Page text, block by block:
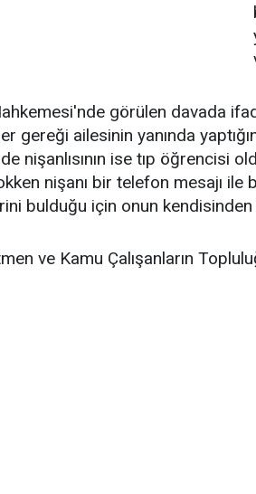
görülen davada
gereği ailesinin yanında
nişanlısının ise tıp öğrencisi
nişanı bir telefon mesajı
bulduğu için onun kendisinden
ve Kamu Çalışanların